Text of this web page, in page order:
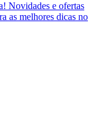
Novidades e ofertas
as melhores dicas no